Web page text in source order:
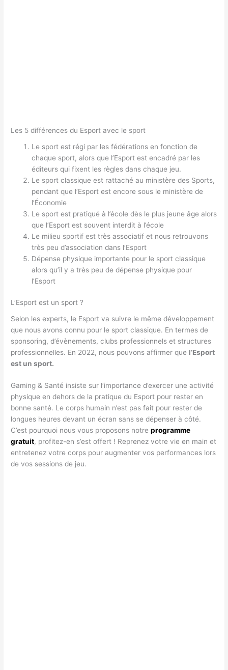
Les 5 différences du Esport avec le sport
Le sport est régi par les fédérations en fonction de
chaque sport, alors que l’Esport est encadré par les
éditeurs qui fixent les règles dans chaque jeu.
Le sport classique est rattaché au ministère des Sports,
pendant que l’Esport est encore sous le ministère de
l’Économie
Le sport est pratiqué à l’école dès le plus jeune âge alors
que l’Esport est souvent interdit à l’école
Le milieu sportif est très associatif et nous retrouvons
très peu d’association dans l’Esport
Dépense physique importante pour le sport classique
alors qu’il y a très peu de dépense physique pour
l’Esport
L’Esport est un sport ?
Selon les experts, le Esport va suivre le même développement
que nous avons connu pour le sport classique. En termes de
sponsoring, d’évènements, clubs professionnels et structures
professionnelles. En 2022, nous pouvons affirmer que l’Esport
est un sport.
Gaming & Santé insiste sur l’importance d’exercer une activité
physique en dehors de la pratique du Esport pour rester en
bonne santé. Le corps humain n’est pas fait pour rester de
longues heures devant un écran sans se dépenser à côté.
C’est pourquoi nous vous proposons notreprogramme
gratuit, profitez-en s’est offert ! Reprenez votre vie en main et
entretenez votre corps pour augmenter vos performances lors
de vos sessions de jeu.